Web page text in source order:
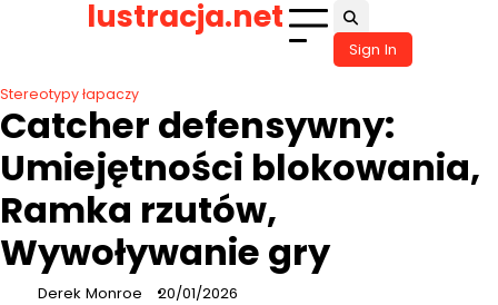
lustracja.net
Sign In
Stereotypy łapaczy
Catcher defensywny:
Umiejętności blokowania,
Ramka rzutów,
Wywoływanie gry
Derek Monroe 20/01/2026